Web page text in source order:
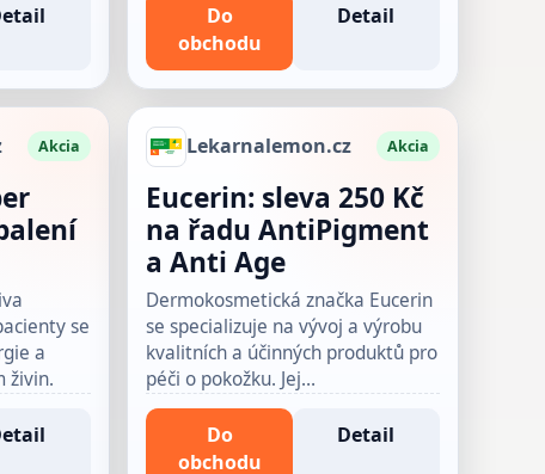
Do
obchodu
Detail
Akcia
se
a
živin.
Lekarnalemon.cz Akcia
Eucerin: sleva 250 Kč
na řadu AntiPigment
a Anti Age
Dermokosmetická značka Eucerin
se specializuje na vývoj a výrobu
kvalitních a účinných produktů pro
péči o pokožku. Jej…
Do
obchodu
Detail